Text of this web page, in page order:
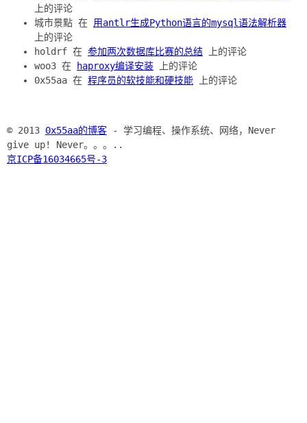
上的评论
城市景點 在 用antlr生成Python语言的mysql语法解析器
上的评论
holdrf 在 参加两次数据库比赛的总结 上的评论
woo3 在
haproxy编译安装 上的评论
0x55aa 在 程序员的软技能和硬技能 上的评论
© 2013 0x55aa的博客 - 学习编程、操作系统、网络，Never
give up! Never。。。..
京ICP备16034665号-3